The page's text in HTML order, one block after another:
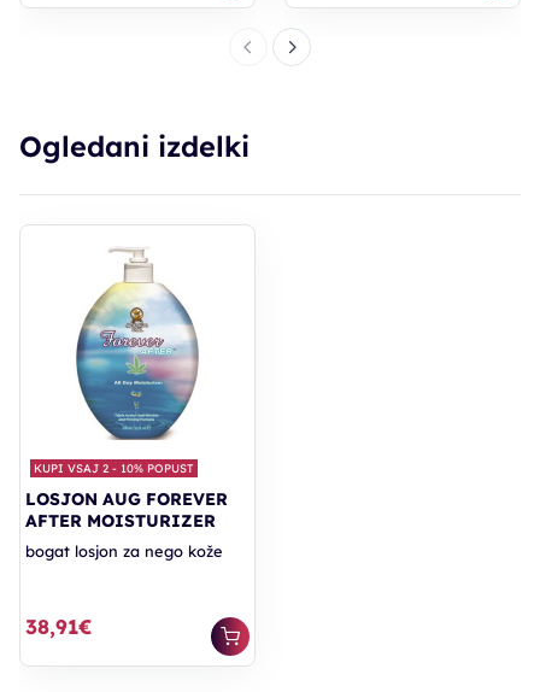
Ogledani izdelki
KUPI VSAJ 2 - 10% POPUST
LOSJON AUG FOREVER
AFTER MOISTURIZER
bogat losjon za nego kože
38,91€